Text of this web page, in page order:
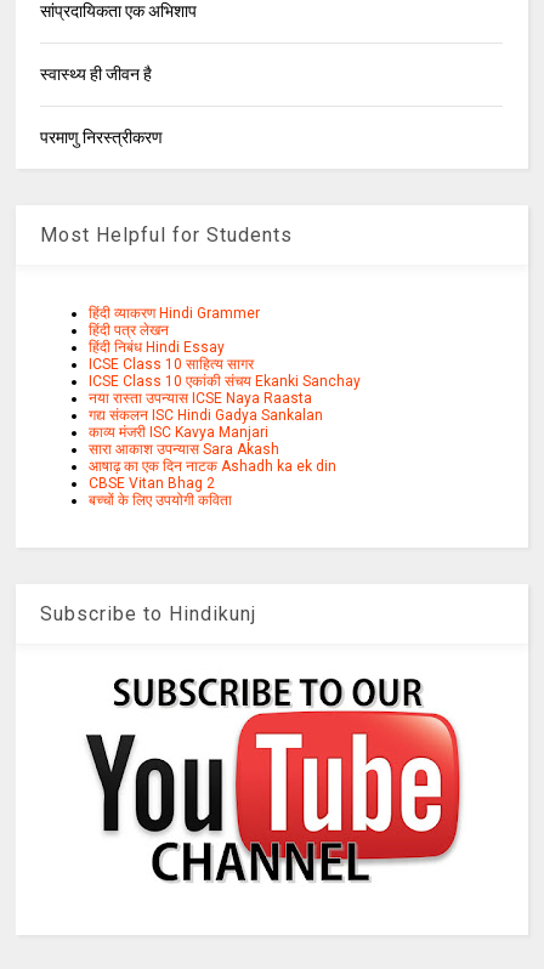
सांप्रदायिकता एक अभिशाप
स्वास्थ्य ही जीवन है
परमाणु निरस्त्रीकरण
Most Helpful for Students
हिंदी व्याकरण Hindi Grammer
हिंदी पत्र लेखन
हिंदी निबंध Hindi Essay
ICSE Class 10 साहित्य सागर
ICSE Class 10 एकांकी संचय Ekanki Sanchay
नया रास्ता उपन्यास ICSE Naya Raasta
गद्य संकलन ISC Hindi Gadya Sankalan
काव्य मंजरी ISC Kavya Manjari
सारा आकाश उपन्यास Sara Akash
आषाढ़ का एक दिन नाटक Ashadh ka ek din
CBSE Vitan Bhag 2
बच्चों के लिए उपयोगी कविता
Subscribe to Hindikunj